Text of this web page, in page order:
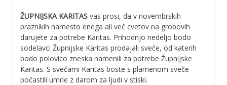
ŽUPNIJSKA KARITAS vas prosi, da v novembrskih
praznikih namesto enega ali več cvetov na grobovih
darujete za potrebe Karitas. Prihodnjo nedeljo bodo
sodelavci Župnijske Karitas prodajali sveče, od katerih
bodo polovico zneska namenili za potrebe Župnijske
Karitas. S svečami Karitas boste s plamenom sveče
počastili umrle z darom za ljudi v stiski.